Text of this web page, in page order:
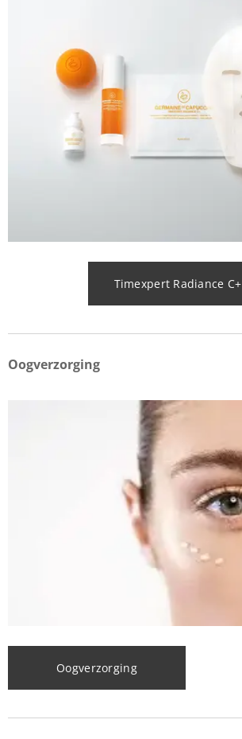
Timexpert Radiance C+
Oogverzorging
Oogverzorging